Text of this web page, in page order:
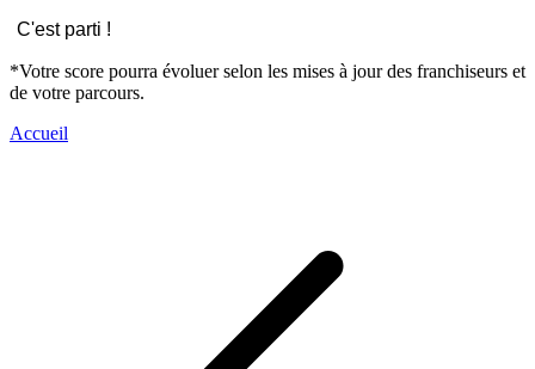
C'est parti !
*Votre score pourra évoluer selon les mises à jour des franchiseurs et
de votre parcours.
Accueil